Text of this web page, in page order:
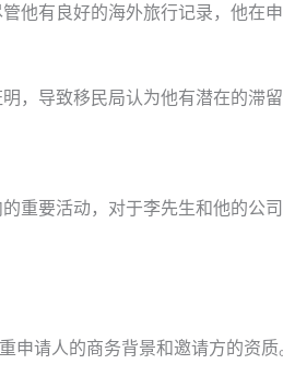
他有良好的海外旅行记录，他在
，导致移民局认为他有潜在的滞留
重要活动，对于李先生和他的公
申请人的商务背景和邀请方的资